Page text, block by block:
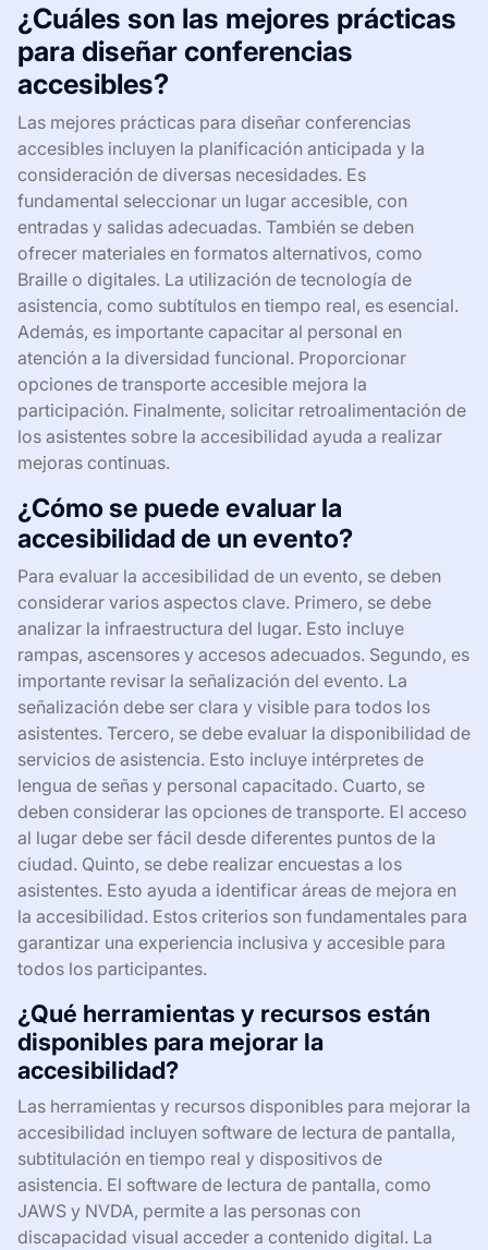
¿Cuáles son las mejores prácticas
para diseñar conferencias
accesibles?
Las mejores prácticas para diseñar conferencias
accesibles incluyen la planificación anticipada y la
consideración de diversas necesidades. Es
fundamental seleccionar un lugar accesible, con
entradas y salidas adecuadas. También se deben
ofrecer materiales en formatos alternativos, como
Braille o digitales. La utilización de tecnología de
asistencia, como subtítulos en tiempo real, es esencial.
Además, es importante capacitar al personal en
atención a la diversidad funcional. Proporcionar
opciones de transporte accesible mejora la
participación. Finalmente, solicitar retroalimentación de
los asistentes sobre la accesibilidad ayuda a realizar
mejoras continuas.
¿Cómo se puede evaluar la
accesibilidad de un evento?
Para evaluar la accesibilidad de un evento, se deben
considerar varios aspectos clave. Primero, se debe
analizar la infraestructura del lugar. Esto incluye
rampas, ascensores y accesos adecuados. Segundo, es
importante revisar la señalización del evento. La
señalización debe ser clara y visible para todos los
asistentes. Tercero, se debe evaluar la disponibilidad de
servicios de asistencia. Esto incluye intérpretes de
lengua de señas y personal capacitado. Cuarto, se
deben considerar las opciones de transporte. El acceso
al lugar debe ser fácil desde diferentes puntos de la
ciudad. Quinto, se debe realizar encuestas a los
asistentes. Esto ayuda a identificar áreas de mejora en
la accesibilidad. Estos criterios son fundamentales para
garantizar una experiencia inclusiva y accesible para
todos los participantes.
¿Qué herramientas y recursos están
disponibles para mejorar la
accesibilidad?
Las herramientas y recursos disponibles para mejorar la
accesibilidad incluyen software de lectura de pantalla,
subtitulación en tiempo real y dispositivos de
asistencia. El software de lectura de pantalla, como
JAWS y NVDA, permite a las personas con
discapacidad visual acceder a contenido digital. La